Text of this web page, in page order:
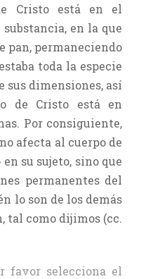
Cristo está en el
en la que
pan, permaneciendo
toda la especie
sus dimensiones, así
de Cristo está en
Por consiguiente,
afecta al cuerpo de
su sujeto, sino que
permanentes del
lo son de los demás
tal como dijimos (cc.
favor selecciona el